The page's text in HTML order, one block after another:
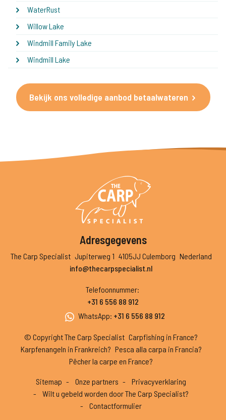
WaterRust
Willow Lake
Windmill Family Lake
Windmill Lake
Bekijk ons volledige aanbod betaalwateren
Adresgegevens
The Carp Specialist Jupiterweg 1 4105JJ Culemborg Nederland
info@thecarpspecialist.nl
Telefoonnummer:
+31 6 556 88 912
WhatsApp: +31 6 556 88 912
© Copyright The Carp Specialist Carpfishing in France?
Karpfenangeln in Frankreich? Pesca alla carpa in Francia?
Pêcher la carpe en France?
Sitemap Onze partners
Privacyverklaring
Wilt u gebeld worden door The Carp Specialist?
Contactformulier